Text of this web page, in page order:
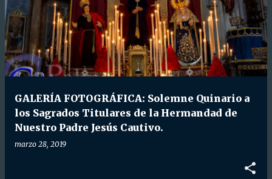
GALERÍA FOTOGRÁFICA: Solemne Quinario a
los Sagrados Titulares de la Hermandad de
Nuestro Padre Jesús Cautivo.
marzo 28, 2019